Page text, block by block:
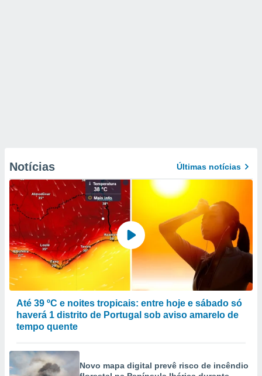
Notícias Últimas notícias
Até 39 ºC e noites tropicais: entre hoje e sábado só
haverá 1 distrito de Portugal sob aviso amarelo de
tempo quente
Novo mapa digital prevê risco de incêndio